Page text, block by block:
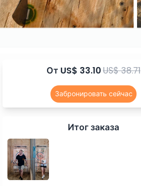
От US$ 33.10US$ 38.71
Забронировать сейчас
Итог заказа